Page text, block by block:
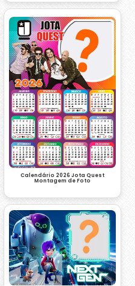
Calendário 2026 Jota Quest
Montagem de Foto